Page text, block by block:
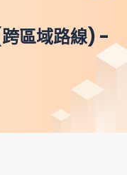
區域路線) -